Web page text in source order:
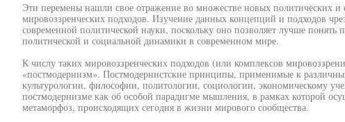
Эти перемены нашли свое отражение во множестве новых политических
мировоззренческих подходов. Изучение данных концепций и подходов
современной политической науки, поскольку оно позволяет лучше понять
политической и социальной динамики в современном мире.
К числу таких мировоззренческих подходов (или комплексов
«постмодернизм». Постмодернистские принципы, применимые к
культурологии, философии, политологии, социологии, экономическому
постмодернизме как об особой парадигме мышления, в рамках которой
метаморфоз, происходящих сегодня в жизни мирового сообщества.